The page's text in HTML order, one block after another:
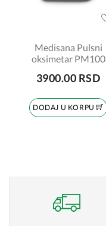
Medisana Pulsni
oksimetar PM100
3900.00 RSD
DODAJ U KORPU